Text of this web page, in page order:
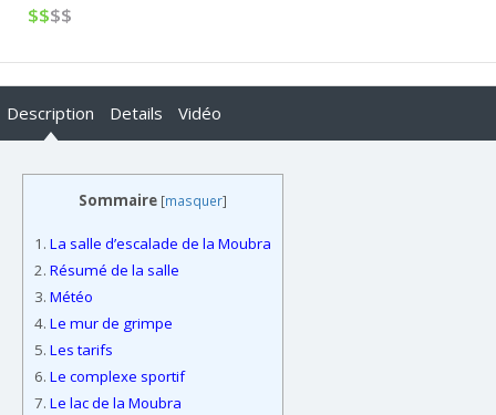
$$$$
Description Details Vidéo
Sommaire [masquer]
1. La salle d’escalade de la Moubra
2. Résumé de la salle
3. Météo
4. Le mur de grimpe
5. Les tarifs
6. Le complexe sportif
7. Le lac de la Moubra